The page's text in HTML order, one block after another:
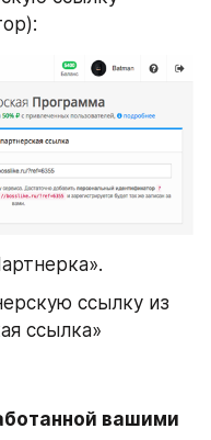
ссылку из
ссылка»
вашими